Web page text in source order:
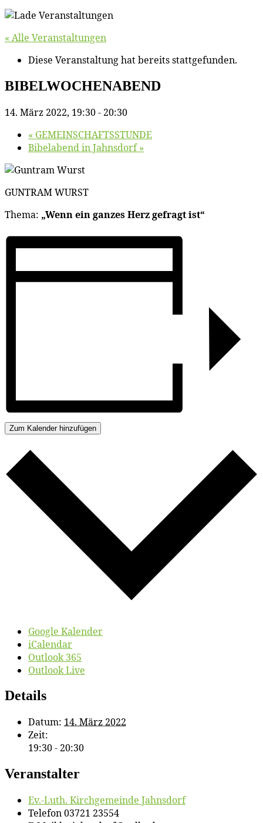
« Alle Veranstaltungen
Diese Veranstaltung hat bereits stattgefunden.
BIBELWOCHENABEND
14. März 2022, 19:30- 20:30
« GEMEINSCHAFTSSTUNDE
Bi­bel­abend in Jahnsdorf»
GUNTRAM WURST
The­ma: „Wenn ein gan­zes Herz ge­fragt ist“
Zum Kalender hinzufügen
Google Kalender
iCalendar
Outlook 365
Outlook Live
Details
Datum: 14. März 2022
Zeit:
19:30 - 20:30
Veranstalter
Ev.-Luth. Kirch­ge­mein­de Jahnsdorf
Telefon03721 23554